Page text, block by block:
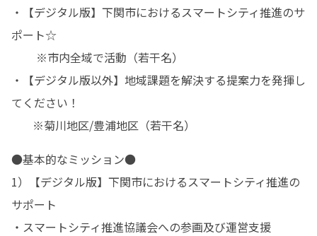
・【デジタル版】下関市におけるスマートシティ推進のサ
ポート☆
・【デジタル版以外】地域課題を解決する提案力を発揮し
てください！
      ※菊川地区/豊浦地区（若干名）
●基本的なミッション●
1）【デジタル版】下関市におけるスマートシティ推進の
サポート
・スマートシティ推進協議会への参画及び運営支援